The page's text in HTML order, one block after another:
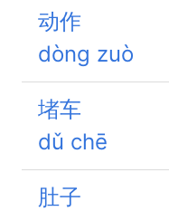
动作
dòng zuò
堵车
dǔ chē
肚子